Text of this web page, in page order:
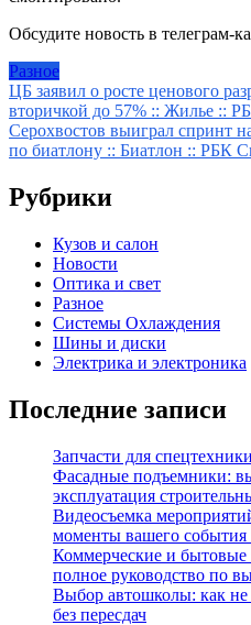
Обсудите новость в телеграм-
Разное
Навигация
по
записям
ЦБ заявил о росте ценового
вторичкой до 57% :: Жилье ::
Серохвостов выиграл спринт
по биатлону :: Биатлон :: РБК
Рубрики
Кузов и салон
Новости
Оптика и свет
Разное
Системы Охлаждения
Шины и диски
Электрика и электроника
Последние записи
Запчасти для
Фасадные подъемники:
эксплуатация
Видеосъемка
моменты вашего события
Коммерческие и бытовые
полное руководство по
Выбор автошколы: как не
без пересдач